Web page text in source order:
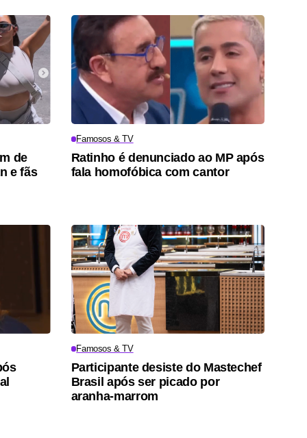
de
e fãs
Famosos & TV
Ratinho é denunciado ao MP após
fala homofóbica com cantor
Famosos & TV
Participante desiste do Mastechef
Brasil após ser picado por
aranha-marrom